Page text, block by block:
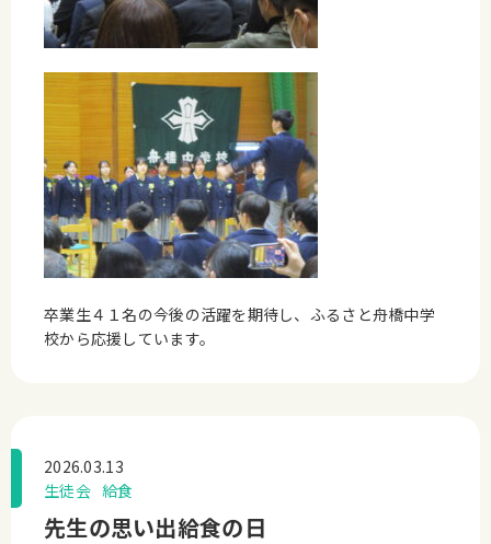
卒業生４１名の今後の活躍を期待し、ふるさと舟橋中学
校から応援しています。
2026.03.13
生徒会 給食
先生の思い出給食の日